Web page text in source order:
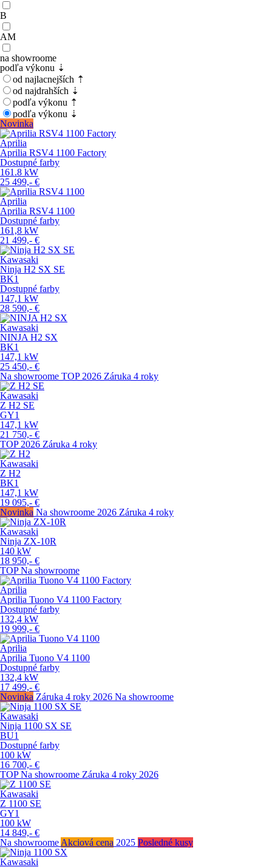
B
AM
na showroome
podľa výkonu ⇣
od najlacnejších ⇡
od najdrahších ⇣
podľa výkonu ⇡
podľa výkonu ⇣
Novinka
Aprilia
Aprilia RSV4 1100 Factory
Dostupné farby
161.8 kW
25 499,- €
Aprilia
Aprilia RSV4 1100
Dostupné farby
161,8 kW
21 499,- €
Kawasaki
Ninja H2 SX SE
BK1
Dostupné farby
147,1 kW
28 590,- €
Kawasaki
NINJA H2 SX
BK1
147,1 kW
25 450,- €
Na showroome TOP 2026 Záruka 4 roky
Kawasaki
Z H2 SE
GY1
147,1 kW
21 750,- €
TOP 2026 Záruka 4 roky
Kawasaki
Z H2
BK1
147,1 kW
19 095,- €
Novinka Na showroome 2026 Záruka 4 roky
Kawasaki
Ninja ZX-10R
140 kW
18 950,- €
TOP Na showroome
Aprilia
Aprilia Tuono V4 1100 Factory
Dostupné farby
132,4 kW
19 999,- €
Aprilia
Aprilia Tuono V4 1100
Dostupné farby
132,4 kW
17 499,- €
Novinka Záruka 4 roky 2026 Na showroome
Kawasaki
Ninja 1100 SX SE
BU1
Dostupné farby
100 kW
16 700,- €
TOP Na showroome Záruka 4 roky 2026
Kawasaki
Z 1100 SE
GY1
100 kW
14 849,- €
Na showroome Akciová cena 2025 Posledné kusy
Kawasaki